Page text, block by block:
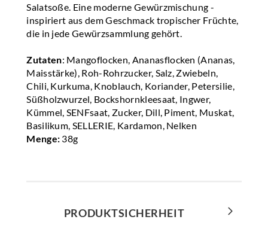
Salatsoße. Eine moderne Gewürzmischung -
inspiriert aus dem Geschmack tropischer Früchte,
die in jede Gewürzsammlung gehört.
Zutaten: Mangoflocken, Ananasflocken (Ananas,
Maisstärke), Roh-Rohrzucker, Salz, Zwiebeln,
Chili, Kurkuma, Knoblauch, Koriander, Petersilie,
Süßholzwurzel, Bockshornkleesaat, Ingwer,
Kümmel, SENFsaat, Zucker, Dill, Piment, Muskat,
Basilikum, SELLERIE, Kardamon, Nelken
Menge: 38g
PRODUKTSICHERHEIT